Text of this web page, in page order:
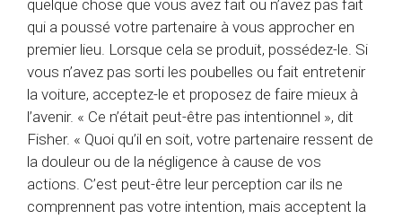
quelque chose que vous avez fait ou n’avez pas fait
qui a poussé votre partenaire à vous approcher en
premier lieu. Lorsque cela se produit, possédez-le. Si
vous n’avez pas sorti les poubelles ou fait entretenir
la voiture, acceptez-le et proposez de faire mieux à
l’avenir. « Ce n’était peut-être pas intentionnel », dit
Fisher. « Quoi qu’il en soit, votre partenaire ressent de
la douleur ou de la négligence à cause de vos
actions. C’est peut-être leur perception car ils ne
comprennent pas votre intention, mais acceptent la